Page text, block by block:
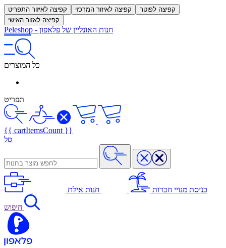
קפיצה לאיזור התפריט קפיצה לאיזור המרכזי
קפיצה לפוטר
קפיצה לאזור האישי
Peleshop - חנות האונליין של פלאפון
כל המוצרים
תפריט
{{ cartItemsCount }}
סל
כניסת מנויי חברות חנות אילת
חיפוש